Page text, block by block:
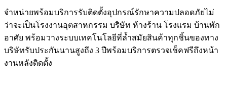
จำหน่ายพร้อมบริการรับติดตั้งอุปกรณ์รักษาความปลอดภัยไม่
ว่าจะเป็นโรงงานอุตสาหกรรม บริษัท ห้างร้าน โรงแรม บ้านพัก
อาศัย พร้อมวางระบบเทคโนโลยีที่ล้ำสมัยสินค้าทุกชิ้นของทาง
บริษัทรับประกันนานสูงถึง 3 ปีพร้อมบริการตรวจเช็คฟรีถึงหน้า
งานหลังติดตั้ง